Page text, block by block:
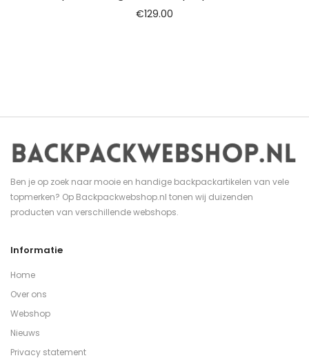
€129.00
Ben je op zoek naar mooie en handige backpackartikelen van vele
topmerken? Op Backpackwebshop.nl tonen wij duizenden
producten van verschillende webshops.
Informatie
Home
Over ons
Webshop
Nieuws
Privacy statement